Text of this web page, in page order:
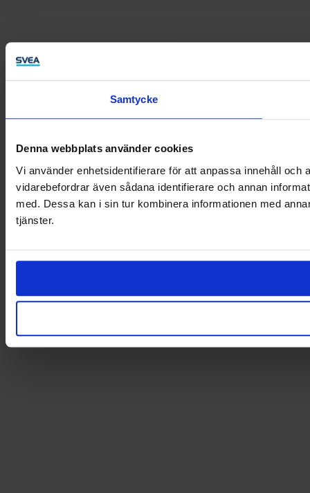
Samtycke
Denna webbplats använder cookies
Vi använder enhetsidentifierare för att anpassa innehåll
vidarebefordrar även sådana identifierare och annan
med. Dessa kan i sin tur kombinera informationen med
tjänster.